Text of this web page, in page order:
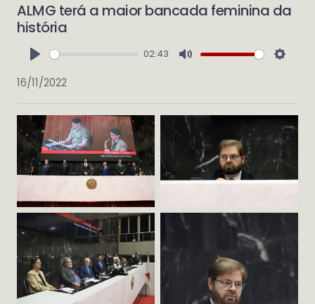
ALMG terá a maior bancada feminina da
história
02:43
16/11/2022